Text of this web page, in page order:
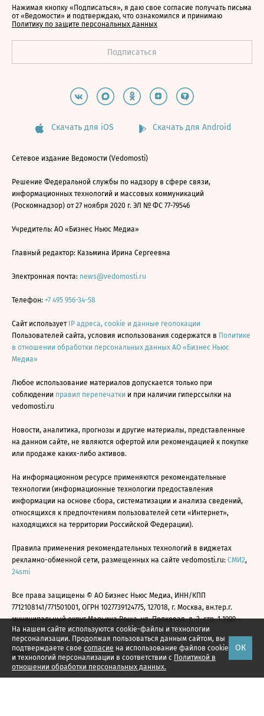
На нашем сайте используются cookie-файлы и технологии
персонализации. Продолжая пользоваться данным сайтом, вы
подтверждаете свое согласие на использование файлов cookie
и технологий персонализации в соответствии с Политикой в
отношении обработки персональных данных.
ОК
Нажимая кнопку «Подписаться», я даю свое согласие получать письма
от «Ведомости» и подтверждаю, что ознакомился и принимаю
Политику по защите персональных данных
Скачать для iOS Скачать для Android
Сетевое издание Ведомости (Vedomosti)
Решение Федеральной службы по надзору в сфере связи,
информационных технологий и массовых коммуникаций
(Роскомнадзор) от 27 ноября 2020 г. ЭЛ № ФС 77-79546
Учредитель: АО «Бизнес Ньюс Медиа»
Главный редактор: Казьмина Ирина Сергеевна
Электронная почта: news@vedomosti.ru
Телефон: +7 495 956-34-58
Сайт использует IP адреса, cookie и данные геолокации
Пользователей сайта, условия использования содержатся в Политике
в отношении обработки персональных данных АО «Бизнес Ньюс
Медиа»
Любое использование материалов допускается только при
соблюдении правил перепечатки и при наличии гиперссылки на
vedomosti.ru
Новости, аналитика, прогнозы и другие материалы, представленные
на данном сайте, не являются офертой или рекомендацией к покупке
или продаже каких-либо активов.
На информационном ресурсе применяются рекомендательные
технологии (информационные технологии предоставления
информации на основе сбора, систематизации и анализа сведений,
относящихся к предпочтениям пользователей сети «Интернет»,
находящихся на территории Российской Федерации).
Правила применения рекомендательных технологий в виджетах
рекламно-обменной сети, размещенных на сайте vedomosti.ru: СМИ2,
24smi
Все права защищены © АО Бизнес Ньюс Медиа, ИНН/КПП
7712108141/771501001, ОГРН 1027739124775, 127018, г. Москва, вн.тер.г.
муниципальный округ Марьина Роща, ул. Полковая, д. 3, стр. 1 1999—
2026